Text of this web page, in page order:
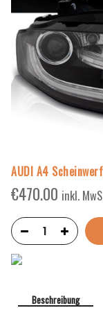
AUDI A4
€470.00 inkl.
Beschreibung